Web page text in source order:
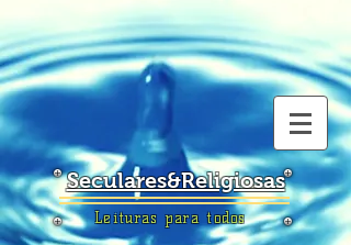
Seculares&Religiosas
Leituras para todos